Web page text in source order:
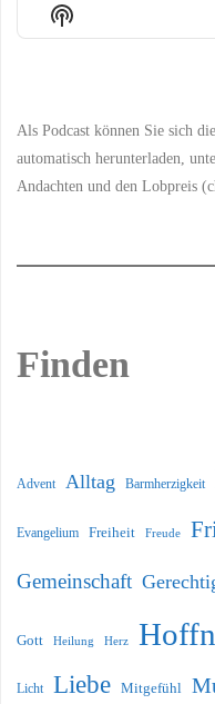
Show
Podcast
Als Podcast können Sie sich
automatisch herunterladen,
Andachten und den Lobpreis
Finden
Advent Alltag Barmherzigkeit
Evangelium Freiheit Freude
Gemeinschaft
Gott Heilung Herz
Licht Liebe Mitgefühl